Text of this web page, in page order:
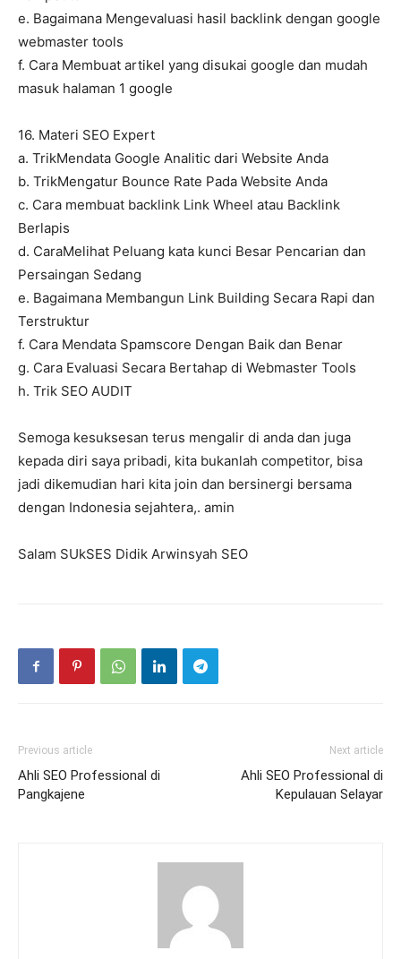
e. Bagaimana Mengevaluasi hasil backlink dengan google
webmaster tools
f. Cara Membuat artikel yang disukai google dan mudah
masuk halaman 1 google
16. Materi SEO Expert
a. TrikMendata Google Analitic dari Website Anda
b. TrikMengatur Bounce Rate Pada Website Anda
c. Cara membuat backlink Link Wheel atau Backlink
Berlapis
d. CaraMelihat Peluang kata kunci Besar Pencarian dan
Persaingan Sedang
e. Bagaimana Membangun Link Building Secara Rapi dan
Terstruktur
f. Cara Mendata Spamscore Dengan Baik dan Benar
g. Cara Evaluasi Secara Bertahap di Webmaster Tools
h. Trik SEO AUDIT
Semoga kesuksesan terus mengalir di anda dan juga
kepada diri saya pribadi, kita bukanlah competitor, bisa
jadi dikemudian hari kita join dan bersinergi bersama
dengan Indonesia sejahtera,. amin
Salam SUkSES Didik Arwinsyah SEO
Previous article
Ahli SEO Professional di
Pangkajene
Next article
Ahli SEO Professional di
Kepulauan Selayar